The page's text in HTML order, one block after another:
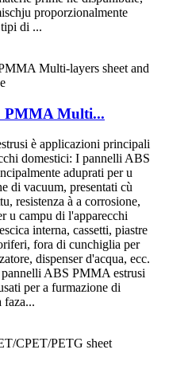
proporzionalmente
di ...
PMMA Multi...
è applicazioni principali
domestici: I pannelli ABS
aduprati per u
di vacuum, presentati cù
resistenza à a corrosione,
u campu di l'apparecchi
interna, cassetti, piastre
fora di cunchiglia per
dispenser d'acqua, ecc.
ABS PMMA estrusi
per a furmazione di
faza...